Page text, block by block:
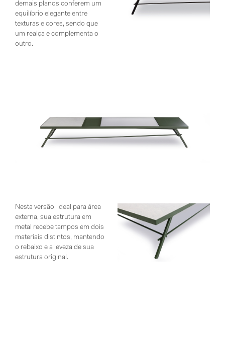
demais planos conferem um
equilíbrio elegante entre
texturas e cores, sendo que
um realça e complementa o
outro.
Nesta versão, ideal para área
externa, sua estrutura em
metal recebe tampos em dois
materiais distintos, mantendo
o rebaixo e a leveza de sua
estrutura original.